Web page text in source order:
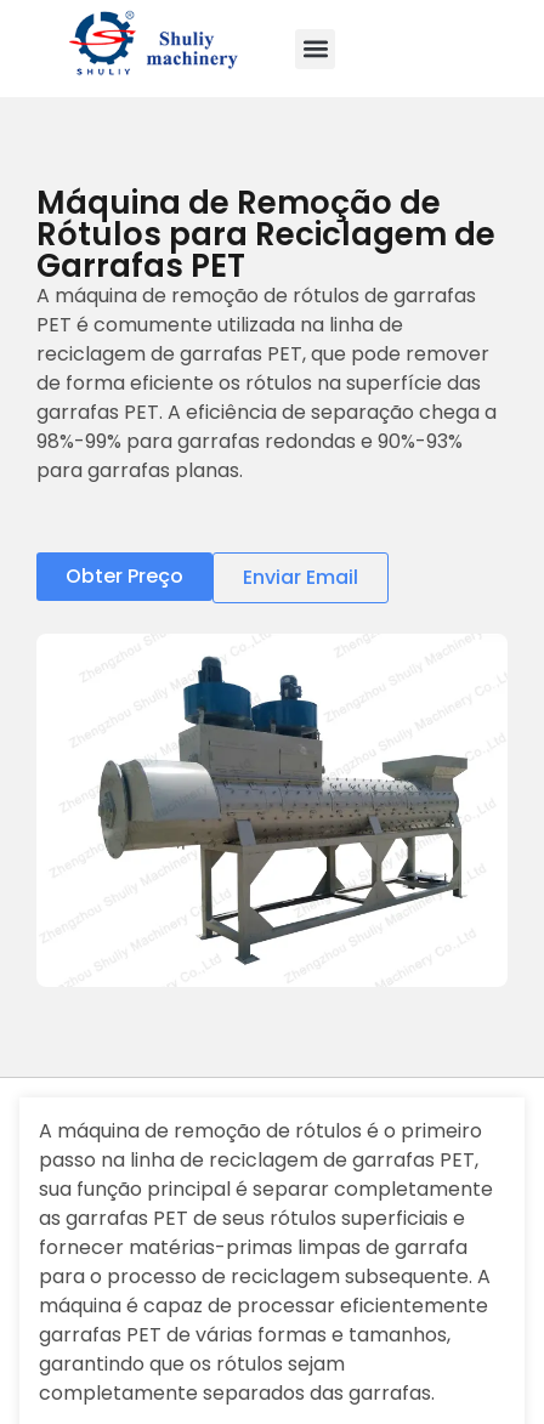
Máquina de Remoção de
Rótulos para Reciclagem de
Garrafas PET
A máquina de remoção de rótulos de garrafas
PET é comumente utilizada na linha de
reciclagem de garrafas PET, que pode remover
de forma eficiente os rótulos na superfície das
garrafas PET. A eficiência de separação chega a
98%-99% para garrafas redondas e 90%-93%
para garrafas planas.
Obter Preço Enviar Email
A máquina de remoção de rótulos é o primeiro
passo na linha de reciclagem de garrafas PET,
sua função principal é separar completamente
as garrafas PET de seus rótulos superficiais e
fornecer matérias-primas limpas de garrafa
para o processo de reciclagem subsequente. A
máquina é capaz de processar eficientemente
garrafas PET de várias formas e tamanhos,
garantindo que os rótulos sejam
completamente separados das garrafas.